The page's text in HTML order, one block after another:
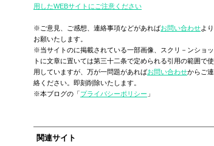
用したWEBサイトにご注意ください
※ご意見、ご感想、連絡事項などがあればお問い合わせより
お願いたします。
※当サイトのに掲載されている一部画像、スクリ－ンショッ
トに文章に置いては第三十二条で定められる引用の範囲で使
用していますが、万が一問題があればお問い合わせからご連
絡ください。即刻削除いたします。
※本ブログの「プライバシーポリシー 」
関連サイト